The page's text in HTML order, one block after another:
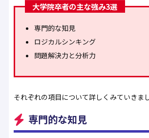
大学院卒者の主な強み3選
専門的な知見
ロジカルシンキング
問題解決力と分析力
それぞれの項目について詳しくみていきまし
専門的な知見